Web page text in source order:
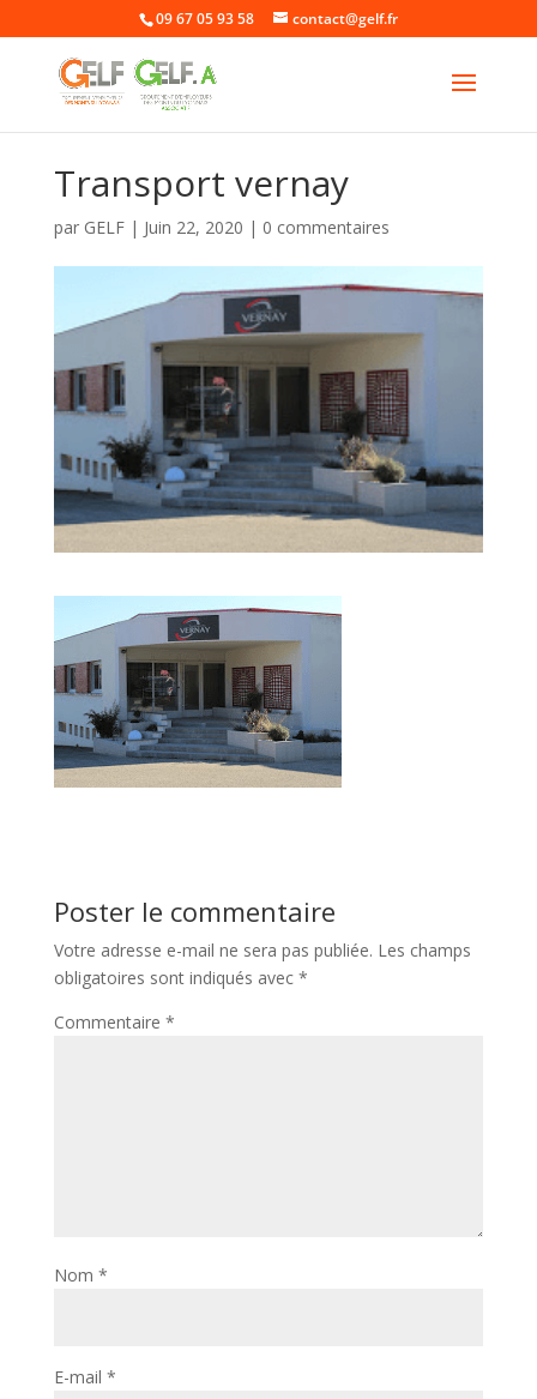
09 67 05 93 58 contact@gelf.fr
Transport vernay
par GELF| Juin 22, 2020 | 0 commentaires
Poster le commentaire
Votre adresse e-mail ne sera pas publiée. Les champs
obligatoires sont indiqués avec *
Commentaire *
Nom *
E-mail *